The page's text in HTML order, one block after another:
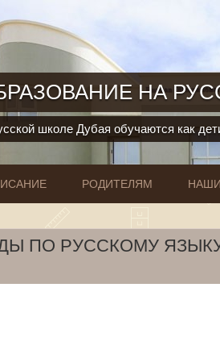
НА
школе Дубая обучаются как
РОДИТЕЛЯМ
ПО РУССКОМУ